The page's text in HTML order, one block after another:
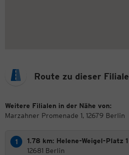
Route zu dieser Filiale
Weitere Filialen in der Nähe von:
Marzahner Promenade 1, 12679 Berlin
1.78 km: Helene-Weigel-Platz 1
12681 Berlin